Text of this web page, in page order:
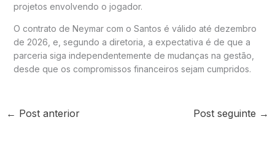
projetos envolvendo o jogador.
O contrato de Neymar com o Santos é válido até dezembro
de 2026, e, segundo a diretoria, a expectativa é de que a
parceria siga independentemente de mudanças na gestão,
desde que os compromissos financeiros sejam cumpridos.
← Post anterior Post seguinte →